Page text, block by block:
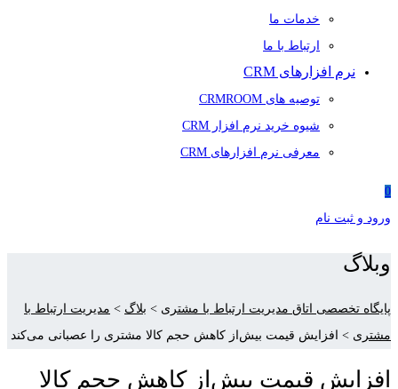
خدمات ما
ارتباط با ما
نرم افزارهای CRM
توصیه های CRMROOM
شیوه خرید نرم افزار CRM
معرفی نرم افزارهای CRM
0
ورود و ثبت نام
وبلاگ
پایگاه تخصصی اتاق مدیریت ارتباط با مشتری > بلاگ > مدیریت ارتباط با
مشتری > افزایش قیمت بیش‌از کاهش حجم کالا مشتری را عصبانی می‌کند
افزایش قیمت بیش‌از کاهش حجم کالا